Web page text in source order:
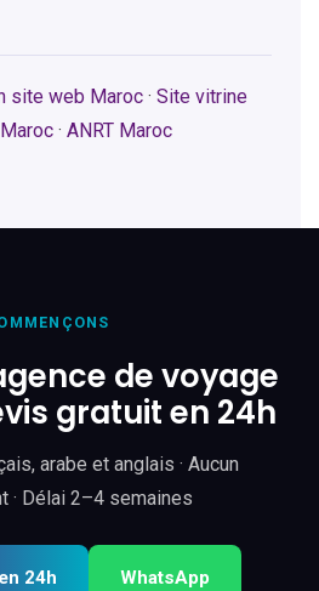
site web Maroc · Site vitrine
· ANRT Maroc
de voyage
gratuit en 24h
arabe et anglais · Aucun
· Délai 2–4 semaines
24h WhatsApp